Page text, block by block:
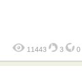
11443 3 0